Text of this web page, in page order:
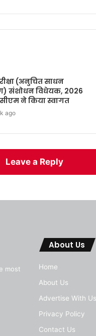
(अनुचित साधन
संशोधन विधेयक, 2026
सीएम ने किया स्वागत
ago
Leave a Reply
most
About Us
Home
About Us
Advertise With Us
Privacy Policy
Contact Us